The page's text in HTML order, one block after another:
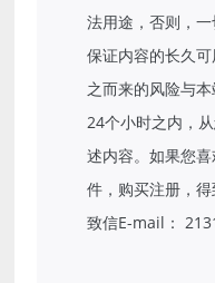
法用途，否则，
保证内容的长久
之而来的风险与
24个小时之内，
述内容。如果您
件，购买注册，
致信E-mail：